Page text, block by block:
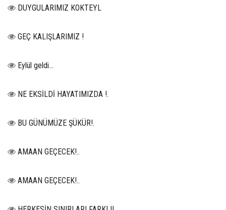
DUYGULARIMIZ KOKTEYL
GEÇ KALIŞLARIMIZ !
Eylül geldi…
NE EKSİLDİ HAYATIMIZDA !.
BU GÜNÜMÜZE ŞÜKÜR!.
AMAAN GEÇECEK!..
AMAAN GEÇECEK!..